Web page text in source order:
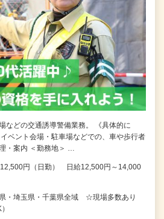
などの交通誘導警備業務。 《具体的に
ベント会場・駐車場などでの、車や歩行者
・案内 ＜勤務地＞ …
円（日勤） 日給12,500円～14,000
・埼玉県・千葉県全域 ☆現場多数あり